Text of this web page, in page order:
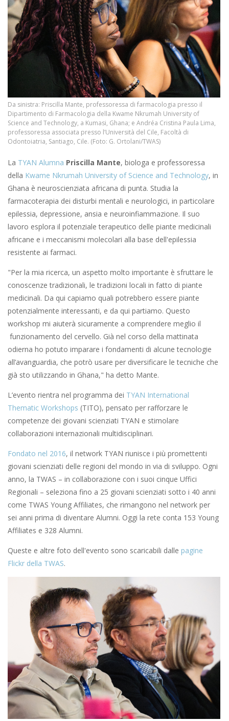
Da sinistra: Priscilla Mante, professoressa di farmacologia presso il
Dipartimento di Farmacologia della Kwame Nkrumah University of
Science and Technology, a Kumasi, Ghana; e Andréa Cristina Paula Lima,
professoressa associata presso l’Università del Cile, Facoltà di
Odontoiatria, Santiago, Cile. (Foto: G. Ortolani/TWAS)
La TYAN Alumna Priscilla Mante, biologa e professoressa
della Kwame Nkrumah University of Science and Technology, in
Ghana è neuroscienziata africana di punta. Studia la
farmacoterapia dei disturbi mentali e neurologici, in particolare
epilessia, depressione, ansia e neuroinfiammazione. Il suo
lavoro esplora il potenziale terapeutico delle piante medicinali
africane e i meccanismi molecolari alla base dell'epilessia
resistente ai farmaci.
"Per la mia ricerca, un aspetto molto importante è sfruttare le
conoscenze tradizionali, le tradizioni locali in fatto di piante
medicinali. Da qui capiamo quali potrebbero essere piante
potenzialmente interessanti, e da qui partiamo. Questo
workshop mi aiuterà sicuramente a comprendere meglio il
funzionamento del cervello. Già nel corso della mattinata
odierna ho potuto imparare i fondamenti di alcune tecnologie
all’avanguardia, che potrò usare per diversificare le tecniche che
già sto utilizzando in Ghana," ha detto Mante.
L’evento rientra nel programma dei TYAN International
Thematic Workshops (TITO), pensato per rafforzare le
competenze dei giovani scienziati TYAN e stimolare
collaborazioni internazionali multidisciplinari.
Fondato nel 2016, il network TYAN riunisce i più promettenti
giovani scienziati delle regioni del mondo in via di sviluppo. Ogni
anno, la TWAS – in collaborazione con i suoi cinque Uffici
Regionali – seleziona fino a 25 giovani scienziati sotto i 40 anni
come TWAS Young Affiliates, che rimangono nel network per
sei anni prima di diventare Alumni. Oggi la rete conta 153 Young
Affiliates e 328 Alumni.
Queste e altre foto dell'evento sono scaricabili dalle pagine
Flickr della TWAS.